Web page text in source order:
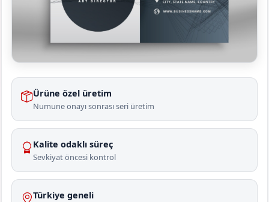
Ürüne özel üretim
Numune onayı sonrası seri üretim
Kalite odaklı süreç
Sevkiyat öncesi kontrol
Türkiye geneli